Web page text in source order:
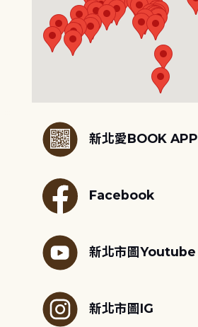
新北愛BOOK APP
Facebook
新北市圖Youtube
新北市圖IG